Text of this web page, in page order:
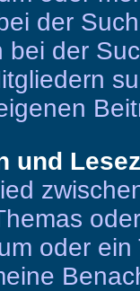
der
bei der
und
oder